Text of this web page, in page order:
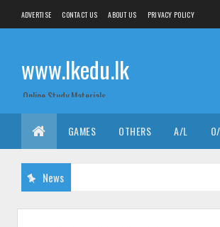
ADVERTISE CONTACT US ABOUT US PRIVACY POLICY
www.lkedu.lk
Online Study Materials
GAMES OTHERS A/L
News